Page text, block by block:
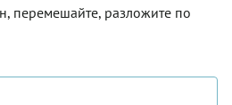
перемешайте, разложите по